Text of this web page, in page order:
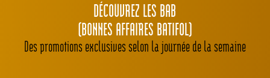
DÉCOUVREZ LES BAB
(BONNES AFFAIRES BATIFOL)
Des promotions exclusives selon la journée de la semaine